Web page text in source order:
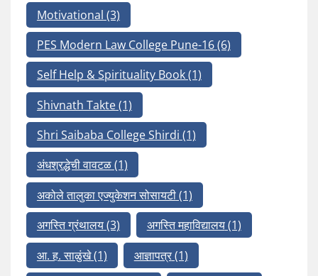
Motivational (3)
PES Modern Law College Pune-16(6)
Self Help & Spirituality Book(1)
Shivnath Takte(1)
Shri Saibaba College Shirdi (1)
अंधश्रद्धेची वावटळ(1)
अकोले तालुका एज्युकेशन सोसायटी(1)
अगस्ति ग्रंथालय(3) अगस्ति महाविद्यालय(1)
आ. ह. साळुंखे(1) आज्ञापत्र(1)